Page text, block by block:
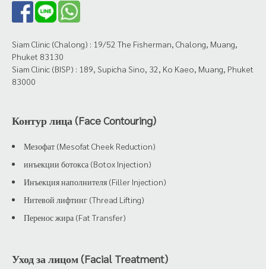
Siam Clinic (Chalong) : 19/52 The Fisherman, Chalong, Muang,
Phuket 83130
Siam Clinic (BISP) : 189, Supicha Sino, 32, Ko Kaeo, Muang, Phuket
83000
Контур лица (Face Contouring)
Мезофат (Mesofat Cheek Reduction)
инъекции ботокса (Botox Injection)
Инъекция наполнителя (Filler Injection)
Нитевой лифтинг (Thread Lifting)
Перенос жира (Fat Transfer)
Уход за лицом (Facial Treatment)